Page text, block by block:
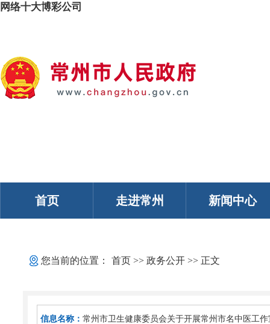
网络十大博彩公司
首页 走进常州 新闻中心
您当前的位置： 首页>> 政务公开>> 正文
信息名称： 常州市卫生健康委员会关于开展常州市名中医工